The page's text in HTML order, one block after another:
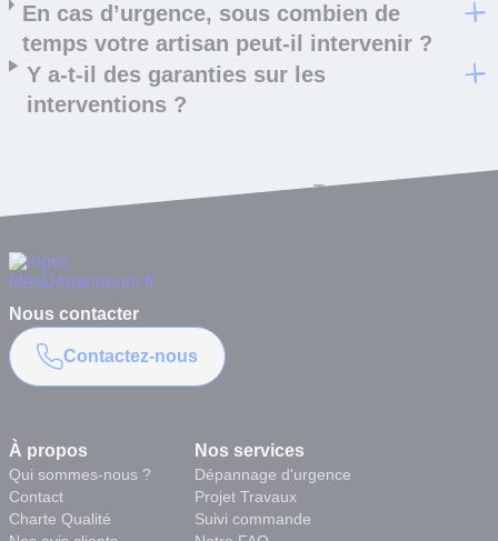
En cas d’urgence, sous combien de
temps votre artisan peut-il intervenir ?
Y a-t-il des garanties sur les
interventions ?
Toutes les questions
À propos
Qui sommes-nous ?
Contact
Charte Qualité
Nos services
Dépannage d'urgence
Projet Travaux
Suivi commande
Nous contacter
Contactez-nous